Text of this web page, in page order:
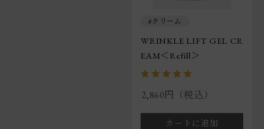
クリーム
WRINKLE LIFT GEL CR
EAM＜Refill＞
2,860円（税込）
カートに追加